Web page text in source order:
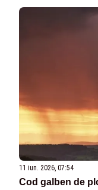
11 iun. 2026, 07:54
Cod galben de